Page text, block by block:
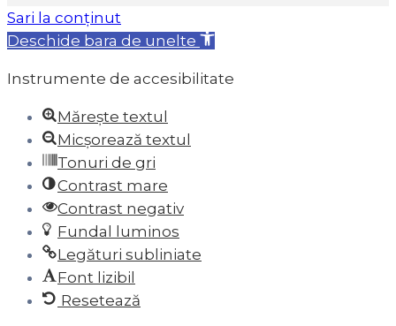
Sari la conținut
Deschide bara de unelte
Instrumente de accesibilitate
Mărește textul
Micșorează textul
Tonuri de gri
Contrast mare
Contrast negativ
Fundal luminos
Legături subliniate
Font lizibil
Resetează